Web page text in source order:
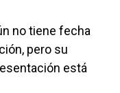
no tiene fecha
pero su
está